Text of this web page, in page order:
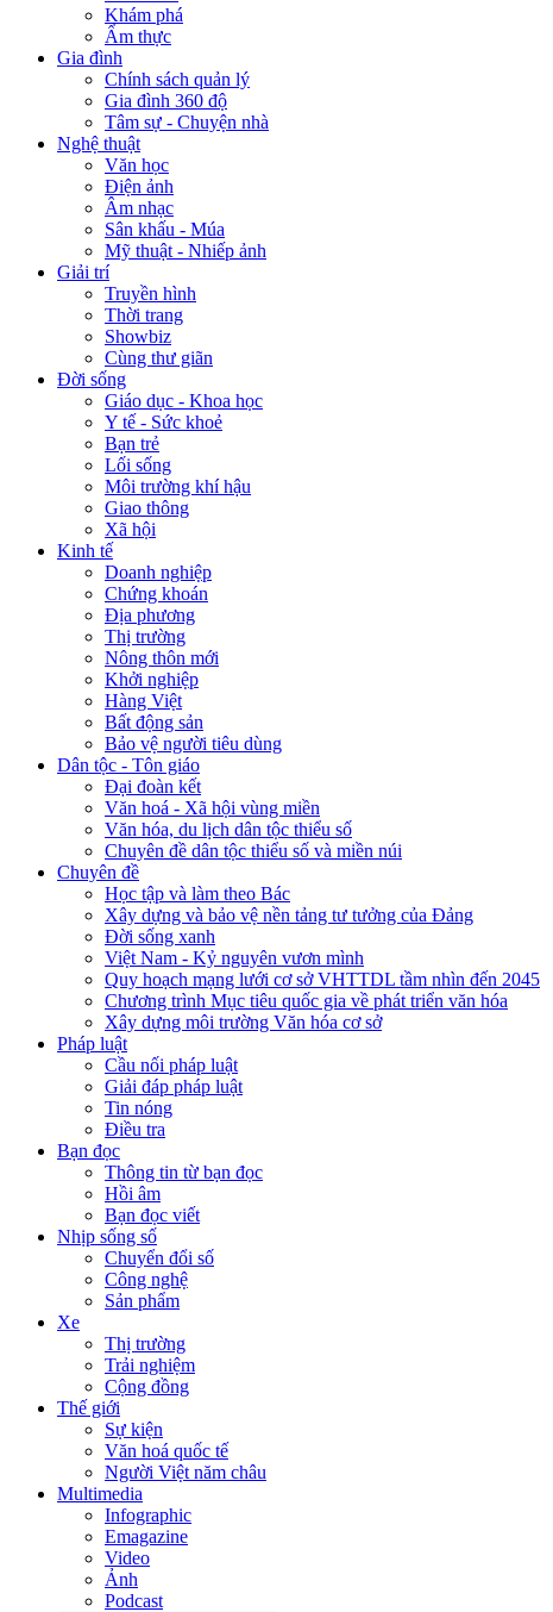
Khám phá
Ẩm thực
Gia đình
Chính sách quản lý
Gia đình 360 độ
Tâm sự - Chuyện nhà
Nghệ thuật
Văn học
Điện ảnh
Âm nhạc
Sân khấu - Múa
Mỹ thuật - Nhiếp ảnh
Giải trí
Truyền hình
Thời trang
Showbiz
Cùng thư giãn
Đời sống
Giáo dục - Khoa học
Y tế - Sức khoẻ
Bạn trẻ
Lối sống
Môi trường khí hậu
Giao thông
Xã hội
Kinh tế
Doanh nghiệp
Chứng khoán
Địa phương
Thị trường
Nông thôn mới
Khởi nghiệp
Hàng Việt
Bất động sản
Bảo vệ người tiêu dùng
Dân tộc - Tôn giáo
Đại đoàn kết
Văn hoá - Xã hội vùng miền
Văn hóa, du lịch dân tộc thiểu số
Chuyên đề dân tộc thiểu số và miền núi
Chuyên đề
Học tập và làm theo Bác
Xây dựng và bảo vệ nền tảng tư tưởng của Đảng
Đời sống xanh
Việt Nam - Kỷ nguyên vươn mình
Quy hoạch mạng lưới cơ sở VHTTDL tầm nhìn đến 2045
Chương trình Mục tiêu quốc gia về phát triển văn hóa
Xây dựng môi trường Văn hóa cơ sở
Pháp luật
Cầu nối pháp luật
Giải đáp pháp luật
Tin nóng
Điều tra
Bạn đọc
Thông tin từ bạn đọc
Hồi âm
Bạn đọc viết
Nhịp sống số
Chuyển đổi số
Công nghệ
Sản phẩm
Xe
Thị trường
Trải nghiệm
Cộng đồng
Thế giới
Sự kiện
Văn hoá quốc tế
Người Việt năm châu
Multimedia
Infographic
Emagazine
Video
Ảnh
Podcast